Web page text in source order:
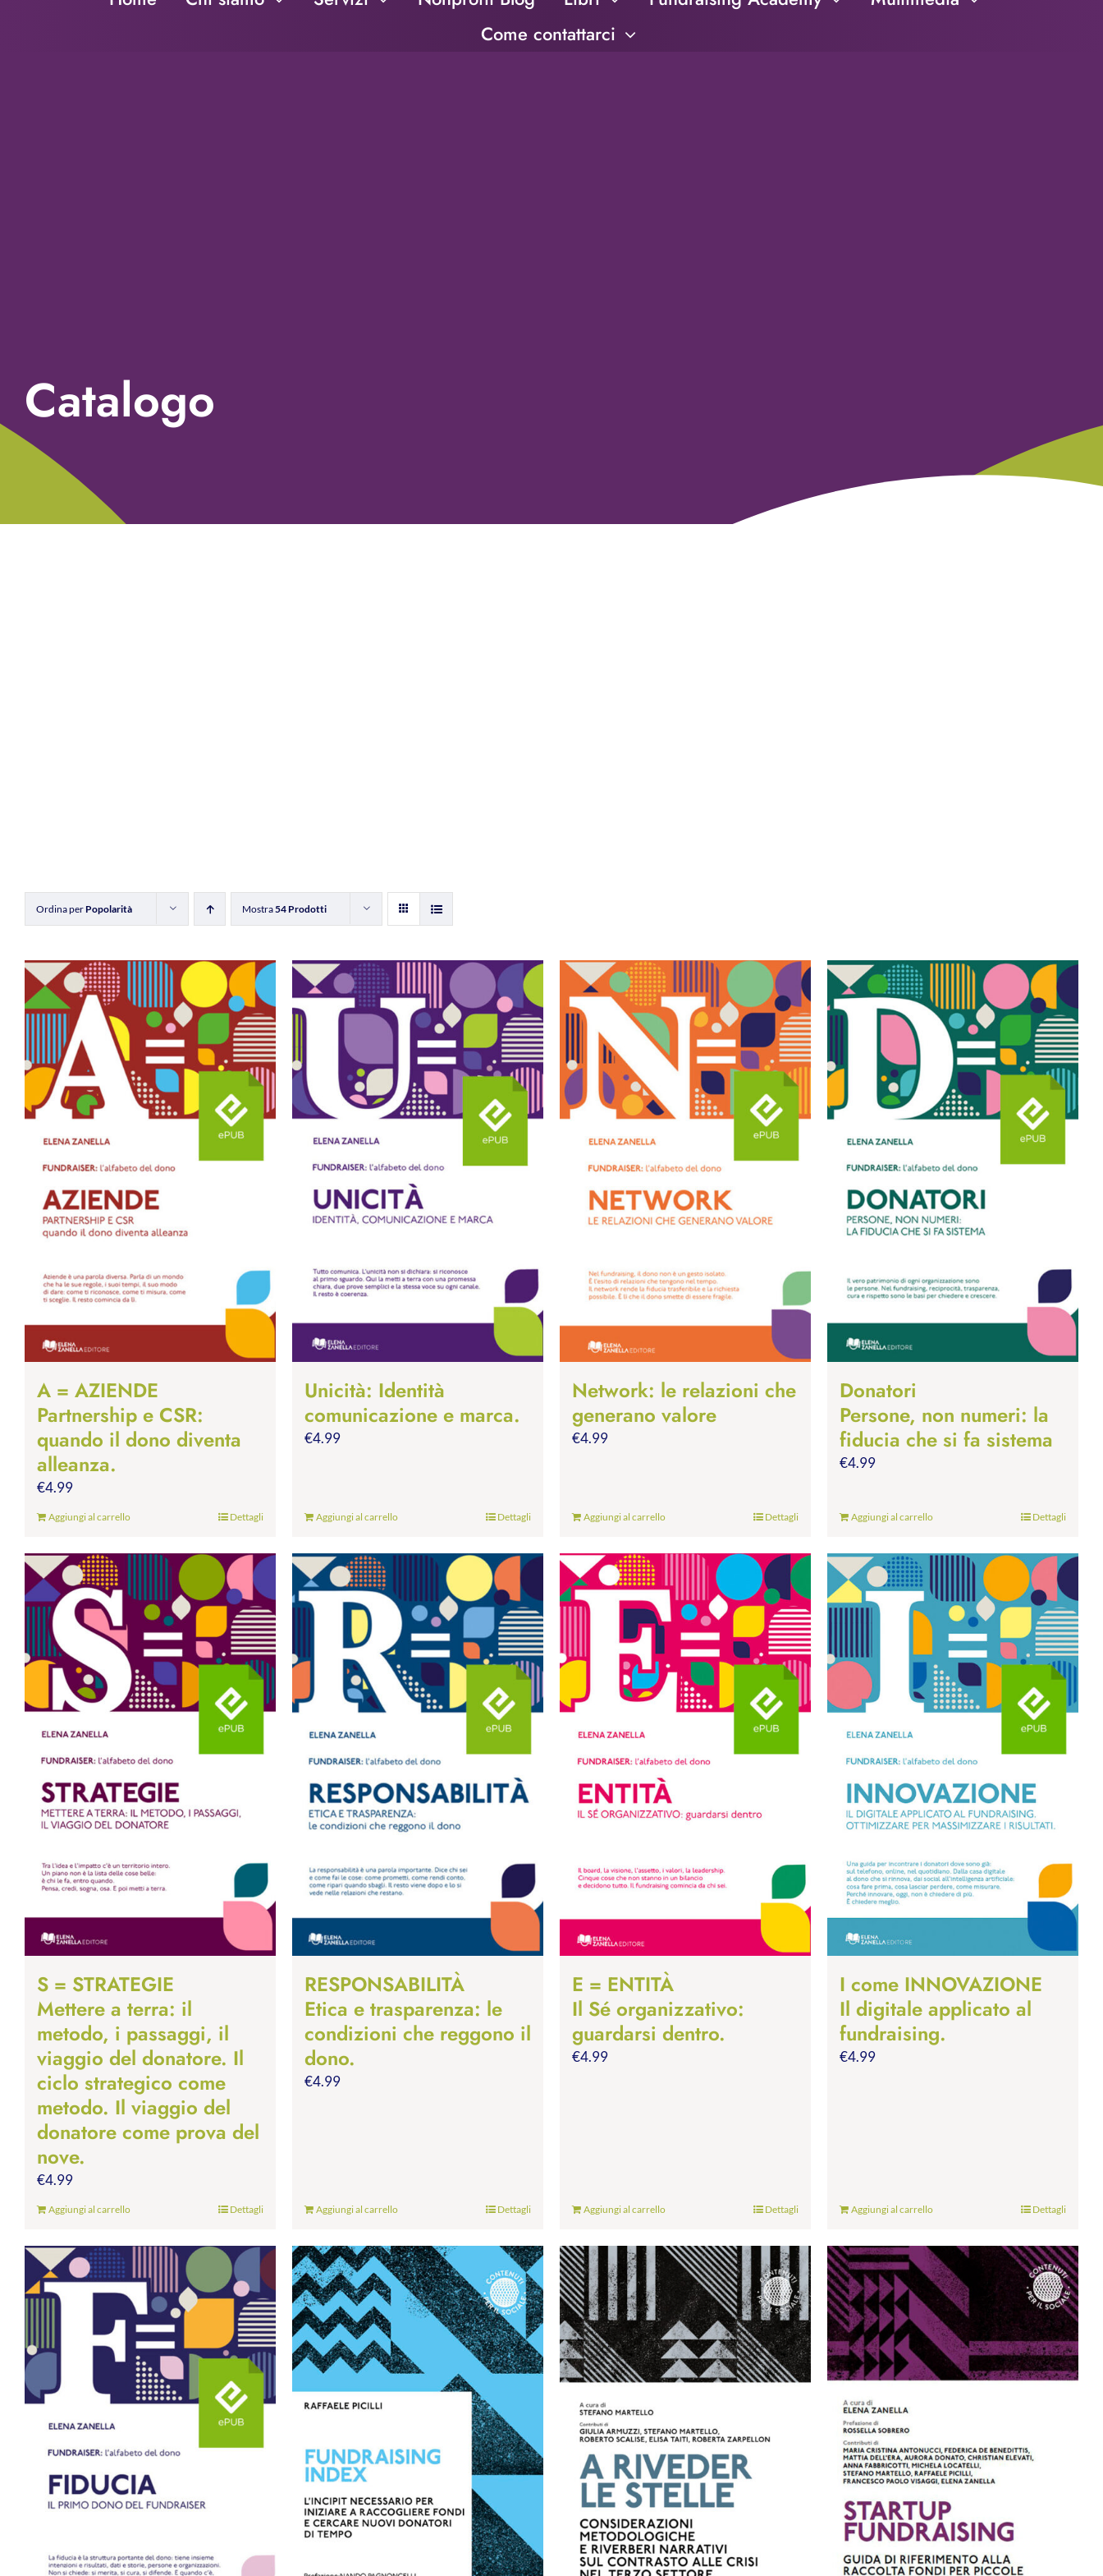
Come contattarci
Catalogo
Ordina per Popolarità Mostra54 Prodotti
A = AZIENDE
Partnership e CSR:
quando il dono diventa
alleanza.
€4.99
Aggiungi al carrello Dettagli
Unicità: Identità
comunicazione e marca.
€4.99
Aggiungi al carrello Dettagli
Network: le relazioni che
generano valore
€4.99
Aggiungi al carrello Dettagli
Donatori
Persone, non numeri: la
fiducia che si fa sistema
€4.99
Aggiungi al carrello Dettagli
S = STRATEGIE
Mettere a terra: il
metodo, i passaggi, il
viaggio del donatore. Il
ciclo strategico come
metodo. Il viaggio del
donatore come prova del
nove.
€4.99
Aggiungi al carrello Dettagli
RESPONSABILITÀ
Etica e trasparenza: le
condizioni che reggono il
dono.
€4.99
Aggiungi al carrello Dettagli
E = ENTITÀ
Il Sé organizzativo:
guardarsi dentro.
€4.99
Aggiungi al carrello Dettagli
I come INNOVAZIONE
Il digitale applicato al
fundraising.
€4.99
Aggiungi al carrello Dettagli